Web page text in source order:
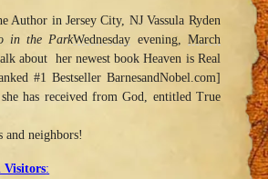
Author in Jersey City, NJ Vassula Ryden
in the ParkWednesday evening, March
about her newest book Heaven is Real
#1 Bestseller BarnesandNobel.com]
she has received from God, entitled True
neighbors!
Visitors: